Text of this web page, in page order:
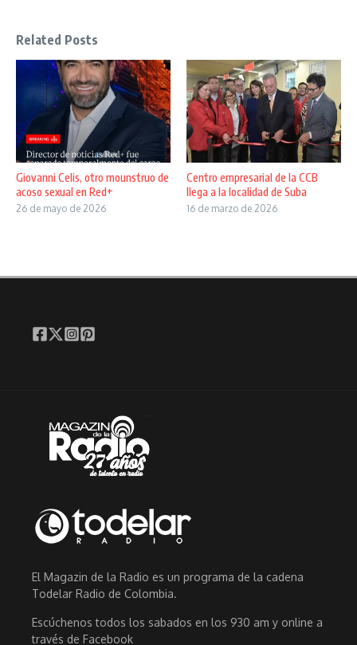
Related Posts
Giovanni Celis, otro mounstruo de
acoso sexual en Red+
26 de mayo de 2026
Centro empresarial de la CCB
llega a la localidad de Suba
16 de marzo de 2026
El Magazin de la Radio es un programa de la cadena
Todelar Radio de Colombia.
Escúchenos todos los sabados en los 930 am y online a
través de Facebook